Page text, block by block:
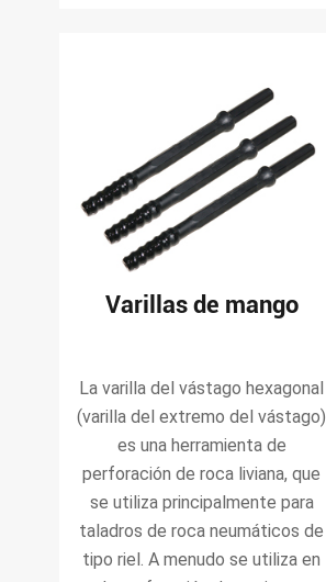
Varillas de mango
La varilla del vástago hexagonal
(varilla del extremo del vástago)
es una herramienta de
perforación de roca liviana, que
se utiliza principalmente para
taladros de roca neumáticos de
tipo riel. A menudo se utiliza en